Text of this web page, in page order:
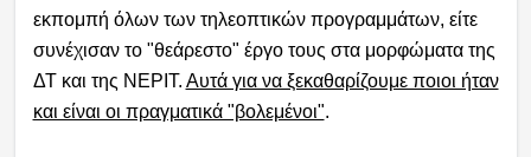
εκπομπή όλων των τηλεοπτικών προγραμμάτων, είτε
συνέχισαν το "θεάρεστο" έργο τους στα μορφώματα της
ΔΤ και της ΝΕΡΙΤ. Αυτά για να ξεκαθαρίζουμε ποιοι ήταν
και είναι οι πραγματικά "βολεμένοι".